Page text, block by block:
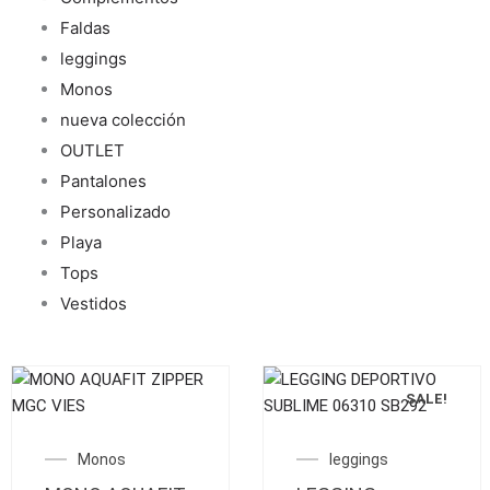
Faldas
leggings
Monos
nueva colección
OUTLET
Pantalones
Personalizado
Playa
Tops
Vestidos
Monos
SALE!
Este
tiene
leggings
El
precio